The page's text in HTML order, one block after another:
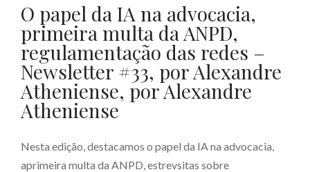
O papel da IA na advocacia,
primeira multa da ANPD,
regulamentação das redes –
Newsletter #33, por Alexandre
Atheniense, por Alexandre
Atheniense
Nesta edição, destacamos o papel da IA na advocacia,
aprimeira multa da ANPD, estrevsitas sobre